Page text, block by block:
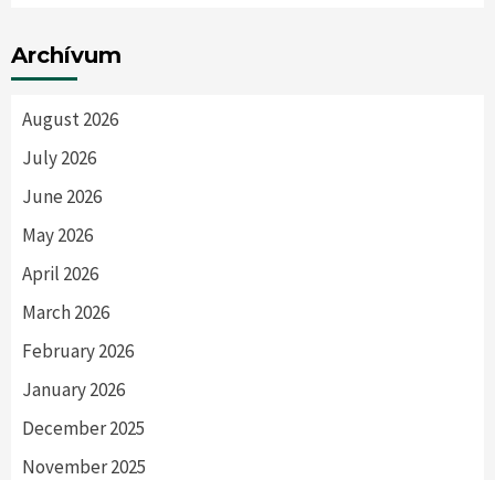
Archívum
August 2026
July 2026
June 2026
May 2026
April 2026
March 2026
February 2026
January 2026
December 2025
November 2025